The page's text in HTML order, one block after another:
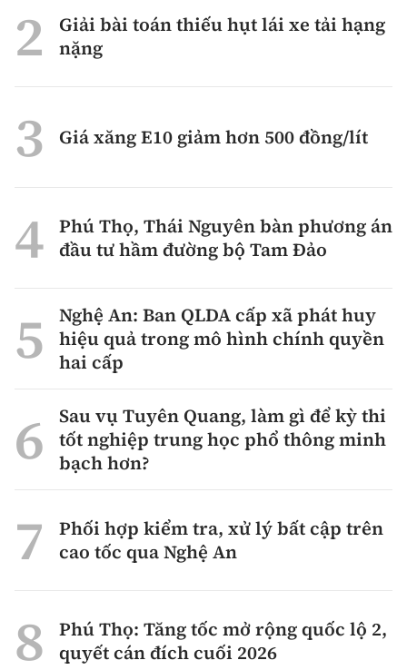
Giải bài toán thiếu hụt lái xe tải hạng
nặng
Giá xăng E10 giảm hơn 500 đồng/lít
Phú Thọ, Thái Nguyên bàn phương án
đầu tư hầm đường bộ Tam Đảo
Nghệ An: Ban QLDA cấp xã phát huy
hiệu quả trong mô hình chính quyền
hai cấp
Sau vụ Tuyên Quang, làm gì để kỳ thi
tốt nghiệp trung học phổ thông minh
bạch hơn?
Phối hợp kiểm tra, xử lý bất cập trên
cao tốc qua Nghệ An
Phú Thọ: Tăng tốc mở rộng quốc lộ 2,
quyết cán đích cuối 2026